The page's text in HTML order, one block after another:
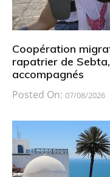
Coopération
rapatrier de
accompagnés
Posted On: 07/08/2026